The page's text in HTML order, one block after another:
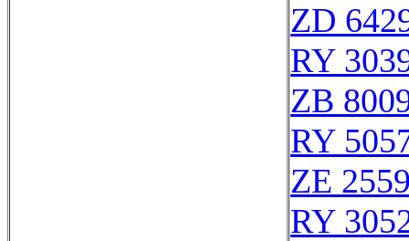
ZD
RY
ZB
RY
ZE
RY